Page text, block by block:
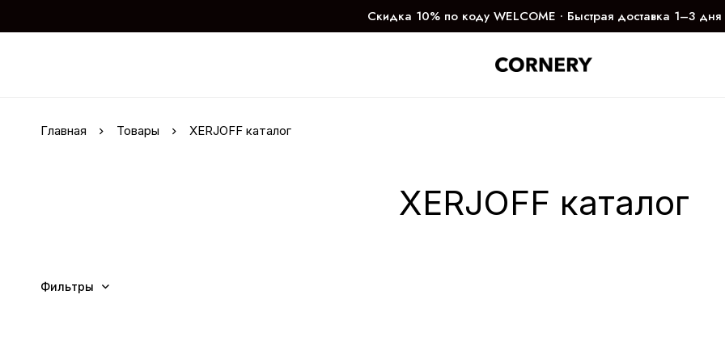
Скидка 10% по коду WELCOME ∙ Быстрая доставка 1–3 дня
Главная Товары XERJOFF каталог
XERJOFF каталог
Фильтры